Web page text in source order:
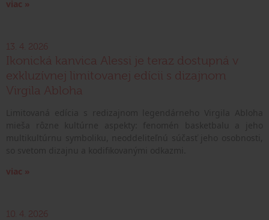
viac »
13. 4. 2026
Ikonická kanvica Alessi je teraz dostupná v
exkluzívnej limitovanej edícii s dizajnom
Virgila Abloha
viac »
10. 4. 2026